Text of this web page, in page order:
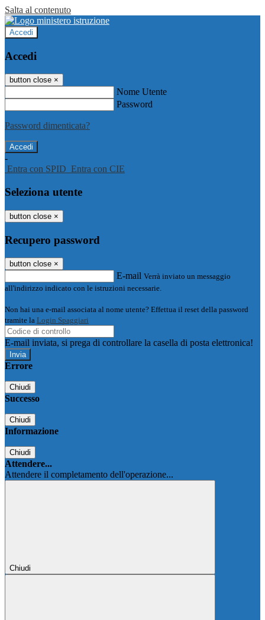
Salta al contenuto
Accedi
Accedi
button close ×
Nome Utente
Password
Password dimenticata?
-
Entra con SPID Entra con CIE
Seleziona utente
button close ×
Recupero password
button close ×
E-mail Verrà inviato un messaggio
all'indirizzo indicato con le istruzioni necessarie.
Non hai una e-mail associata al nome utente? Effettua il reset della password
tramite la Login Spaggiari
E-mail inviata, si prega di controllare la casella di posta elettronica!
Errore
Chiudi
Successo
Chiudi
Informazione
Chiudi
Attendere...
Attendere il completamento dell'operazione...
Chiudi